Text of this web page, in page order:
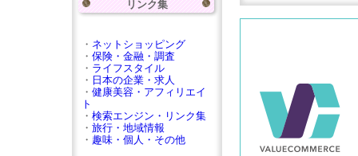
リンク集
・ ネットショッピング
・ 保険・金融・調査
・ ライフスタイル
・ 日本の企業・求人
・ 健康美容・アフィリエイ
ト
・ 検索エンジン・リンク集
・ 旅行・地域情報
・ 趣味・個人・その他